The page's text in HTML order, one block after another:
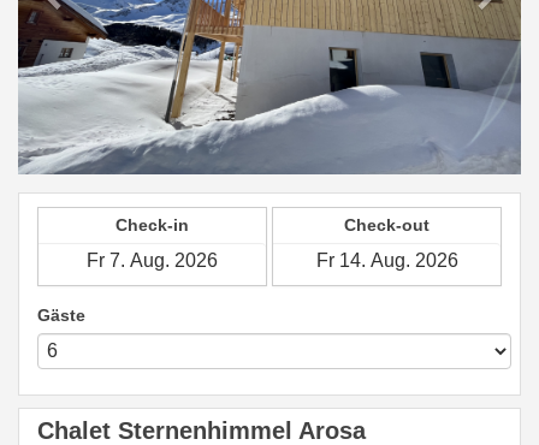
Check-in Check-out
Gäste
Chalet Sternenhimmel Arosa